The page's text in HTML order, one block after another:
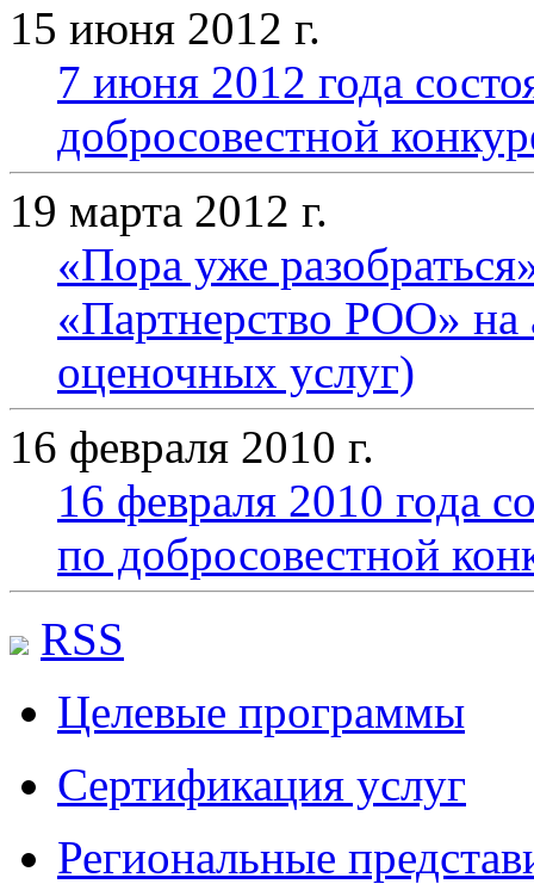
15 июня 2012 г.
7 июня 2012 года
добросовестной
19 марта 2012 г.
«Пора уже
«Партнерство РОО» на
оценочных услуг)
16 февраля 2010 г.
16 февраля 2010 года
по добросовестной
RSS
Целевые программы
Сертификация услуг
Региональные